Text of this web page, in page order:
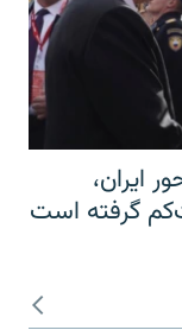
ایران،
گرفته است